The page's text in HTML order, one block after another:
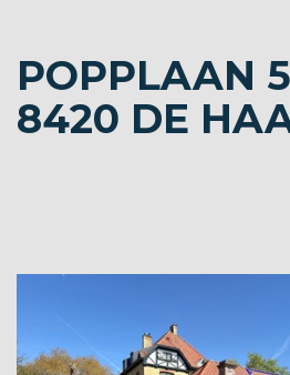
POPPLAAN
8420 DE